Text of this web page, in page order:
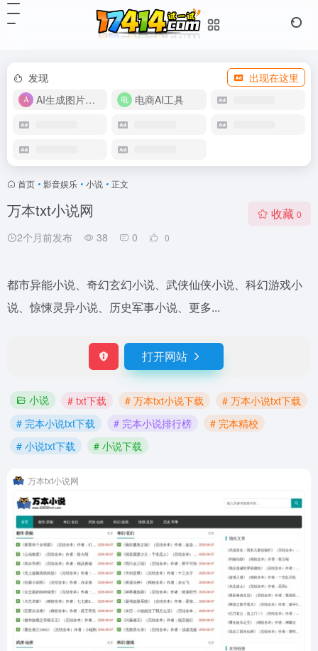
发现
出现在这里
AI生成图片视频
电商AI工具
首页 • 影音娱乐 • 小说 • 正文
万本txt小说网
2个月前发布 38 0 0
收藏 0
都市异能小说、奇幻玄幻小说、武侠仙侠小说、科幻游戏小
说、惊悚灵异小说、历史军事小说、更多...
打开网站
小说 # txt下载 # 万本txt小说下载
# 万本小说txt下载
# 完本小说txt下载
# 完本小说排行榜
# 完本精校
# 小说txt下载
# 小说下载
万本txt小说网